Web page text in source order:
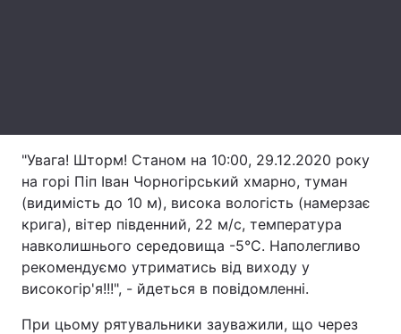
Тема оформлення
"Увага! Шторм! Станом на 10:00, 29.12.2020 року
на горі Піп Іван Чорногірський хмарно, туман
(видимість до 10 м), висока вологість (намерзає
крига), вітер південний, 22 м/с, температура
навколишнього середовища -5°С. Наполегливо
рекомендуємо утриматись від виходу у
високогір'я!!!", - йдеться в повідомленні.
При цьому рятувальники зауважили, що через